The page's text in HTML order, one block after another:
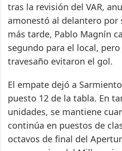
tras la revisión del VAR,
amonestó al delantero
más tarde, Pablo Magnín
segundo para el local,
travesaño evitaron el gol.
El empate dejó a
puesto 12 de la tabla. En
unidades, se mantiene
continúa en puestos de
octavos de final del